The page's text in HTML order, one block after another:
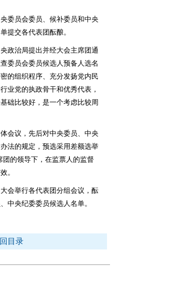
员会委员、候补委员和中央
提交各代表团酝酿。
政治局提出并经大会主席团通
委员会委员候选人预备人选名
的组织程序、充分发扬党内民
业党的执政骨干和优秀代表，
础比较好，是一个考虑比较周
会议，先后对中央委员、中央
法的规定，预选采用差额选举
的领导下，在监票人的监督
。
会举行各代表团分组会议，酝
中央纪委委员候选人名单。
目录